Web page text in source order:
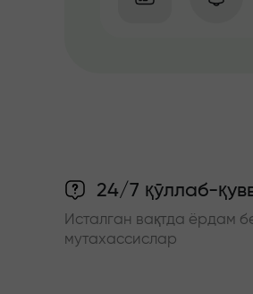
24/7 қўллаб-
Исталган вақтда ёрдам
мутахассислар